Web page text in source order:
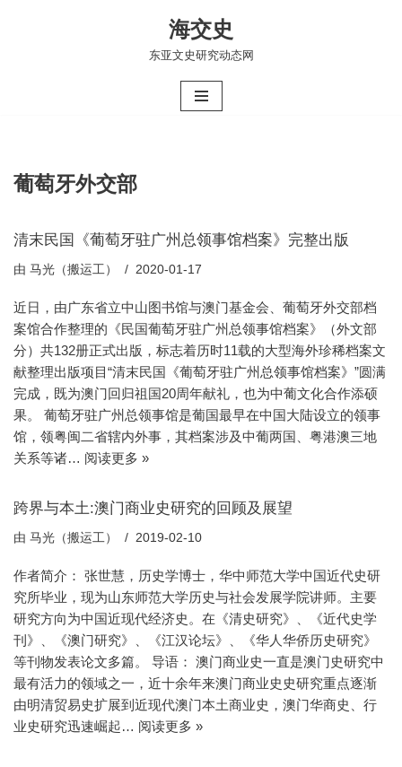
海交史
东亚文史研究动态网
葡萄牙外交部
清末民国《葡萄牙驻广州总领事馆档案》完整出版
由 马光（搬运工） 2020-01-17
近日，由广东省立中山图书馆与澳门基金会、葡萄牙外交部档
案馆合作整理的《民国葡萄牙驻广州总领事馆档案》（外文部
分）共132册正式出版，标志着历时11载的大型海外珍稀档案文
献整理出版项目“清末民国《葡萄牙驻广州总领事馆档案》”圆满
完成，既为澳门回归祖国20周年献礼，也为中葡文化合作添硕
果。 葡萄牙驻广州总领事馆是葡国最早在中国大陆设立的领事
馆，领粤闽二省辖内外事，其档案涉及中葡两国、粤港澳三地
关系等诸… 阅读更多 »
跨界与本土:澳门商业史研究的回顾及展望
由 马光（搬运工） 2019-02-10
作者简介： 张世慧，历史学博士，华中师范大学中国近代史研
究所毕业，现为山东师范大学历史与社会发展学院讲师。主要
研究方向为中国近现代经济史。在《清史研究》、《近代史学
刊》、《澳门研究》、《江汉论坛》、《华人华侨历史研究》
等刊物发表论文多篇。 导语： 澳门商业史一直是澳门史研究中
最有活力的领域之一，近十余年来澳门商业史史研究重点逐渐
由明清贸易史扩展到近现代澳门本土商业史，澳门华商史、行
业史研究迅速崛起… 阅读更多 »